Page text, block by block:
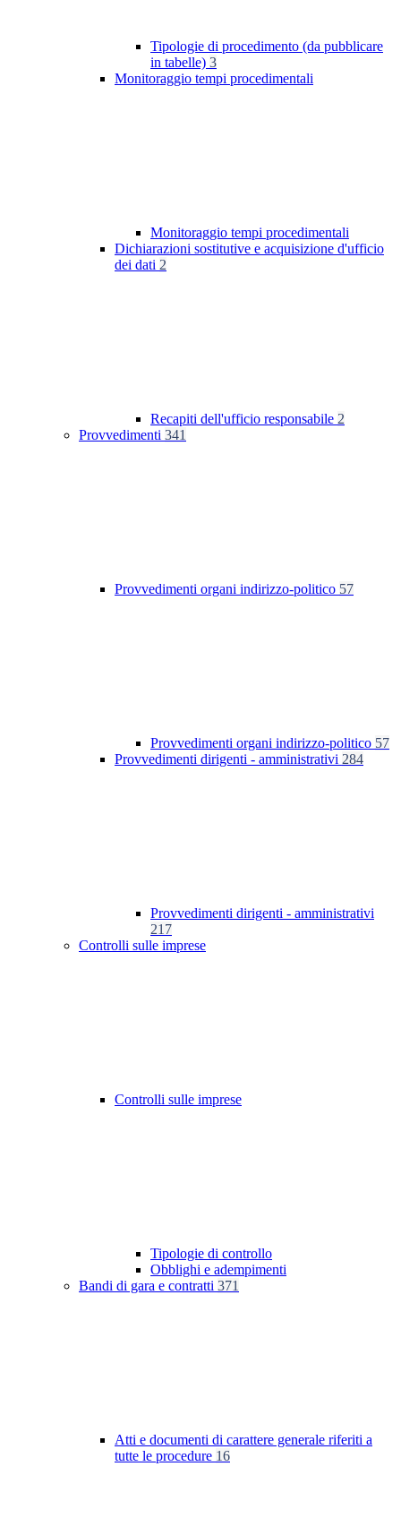
Tipologie di procedimento (da pubblicare
in tabelle) 3
Monitoraggio tempi procedimentali
Monitoraggio tempi procedimentali
Dichiarazioni sostitutive e acquisizione d'ufficio
dei dati 2
Recapiti dell'ufficio responsabile 2
Provvedimenti 341
Provvedimenti organi indirizzo-politico 57
Provvedimenti organi indirizzo-politico 57
Provvedimenti dirigenti - amministrativi 284
Provvedimenti dirigenti - amministrativi
217
Controlli sulle imprese
Controlli sulle imprese
Tipologie di controllo
Obblighi e adempimenti
Bandi di gara e contratti 371
Atti e documenti di carattere generale riferiti a
tutte le procedure 16